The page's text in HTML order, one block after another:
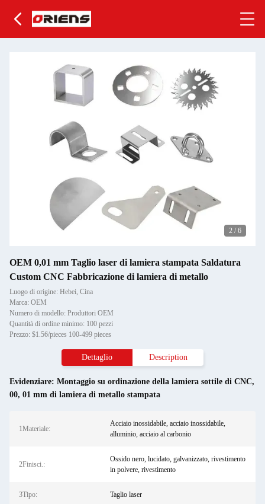
2 / 6
OEM 0,01 mm Taglio laser di lamiera stampata Saldatura
Custom CNC Fabbricazione di lamiera di metallo
Luogo di origine: Hebei, Cina
Marca: OEM
Numero di modello: Produttori OEM
Quantità di ordine minimo: 100 pezzi
Prezzo: $1.56/pieces 100-499 pieces
Dettaglio Description
Evidenziare: Montaggio su ordinazione della lamiera sottile di CNC,
00, 01 mm di lamiera di metallo stampata
1Materiale:
Acciaio inossidabile, acciaio inossidabile,
alluminio, acciaio al carbonio
2Finisci.:
Ossido nero, lucidato, galvanizzato, rivestimento
in polvere, rivestimento
3Tipo: Taglio laser